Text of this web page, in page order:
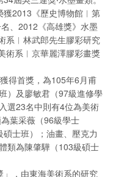
2013《歷史博物館︱第
、2012《高雄獎》水墨
系︱林武郎先生膠彩研究
術系︱京華麗澤膠彩畫獎
得首獎，為105年6月甫
）及廖敏君（97級進修學
選23名中則有4位為美術
葉采薇（96級學士
士班）；油畫、壓克力
類為陳肇驊（103級碩士
，由東海美術系的研究